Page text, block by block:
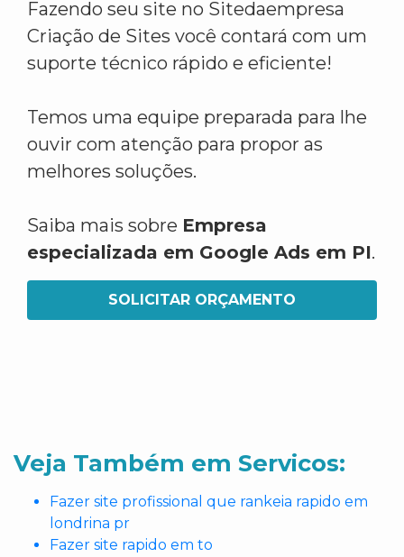
Fazendo seu site no Sitedaempresa
Criação de Sites você contará com um
suporte técnico rápido e eficiente!
Temos uma equipe preparada para lhe
ouvir com atenção para propor as
melhores soluções.
Saiba mais sobre Empresa
especializada em Google Ads em PI.
SOLICITAR ORÇAMENTO
Veja Também em Servicos:
Fazer site profissional que rankeia rapido em
londrina pr
Fazer site rapido em to